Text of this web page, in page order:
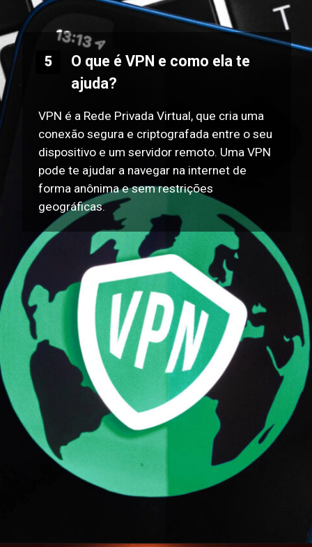
O que é VPN e como ela te
ajuda?
VPN é a Rede Privada Virtual, que cria uma
conexão segura e criptografada entre o seu
dispositivo e um servidor remoto. Uma VPN
pode te ajudar a navegar na internet de
forma anônima e sem restrições
geográficas.
5